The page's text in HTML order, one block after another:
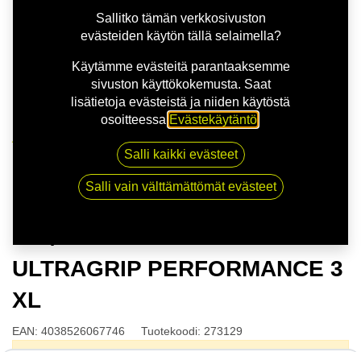
175/65R14 82T GOODYEAR ULTRAGRIP
PERFORMANCE 3 XL
ULTRAGRIP PERFORMANCE 3
XL
EAN: 4038526067746 Tuotekoodi: 273129
Sallitko tämän verkkosivuston
evästeiden käytön tällä selaimella?
Käytämme evästeitä parantaaksemme
sivuston käyttökokemusta. Saat
lisätietoja evästeistä ja niiden käytöstä
osoitteessa Evästekäytäntö
Salli kaikki evästeet
Salli vain välttämättömät evästeet